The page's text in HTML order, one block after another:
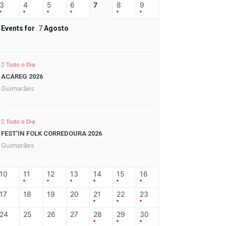
3 4 5 6 7 8 9
Events for 7Agosto
Todo o Dia
ACAREG 2026
Guimarães
Todo o Dia
FEST’IN FOLK CORREDOURA 2026
Guimarães
10 11 12 13 14 15 16
17 18 19 20 21 22 23
24 25 26 27 28 29 30